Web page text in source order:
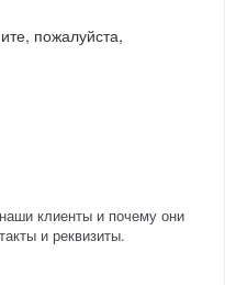
пожалуйста,
клиенты и почему они
и реквизиты.